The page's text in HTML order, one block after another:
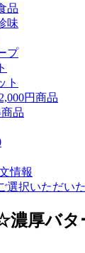
品
味
プ
ト
円商品
品
情報
選択いただい
厚バタ